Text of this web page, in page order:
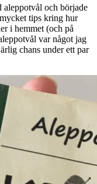
aleppotvål och började
tips kring hur
i hemmet (och på
var något jag
chans under ett par